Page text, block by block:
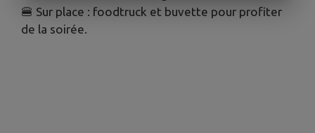
🍔 Sur place : foodtruck et buvette pour profiter
de la soirée.